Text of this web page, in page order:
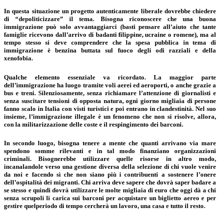
In questa situazione un progetto autenticamente liberale dovrebbe chiedere
di “depoliticizzare” il tema. Bisogna riconoscere che una buona
immigrazione può solo avvantaggiarci (basti pensare all’aiuto che tante
famiglie ricevono dall’arrivo di badanti filippine, ucraine o romene), ma al
tempo stesso si deve comprendere che la spesa pubblica in tema di
immigrazione è benzina buttata sul fuoco degli odi razziali e della
xenofobia.
Qualche elemento essenziale va ricordato. La maggior parte
dell’immigrazione ha luogo tramite voli aerei ed aeroporti, o anche grazie a
bus e treni. Silenziosamente, senza richiamare l’attenzione di giornalisti e
senza suscitare tensioni di opposta natura, ogni giorno migliaia di persone
fanno scalo in Italia con visti turistici e poi entrano in clandestinità. Nel suo
insieme, l’immigrazione illegale è un fenomeno che non si risolve, allora,
con la militarizzazione delle coste e il respingimento dei barconi.
In secondo luogo, bisogna tenere a mente che quanti arrivano via mare
spendono somme rilevanti e in tal modo finanziano organizzazioni
criminali. Bisognerebbe utilizzare quelle risorse in altro modo,
incanalandole verso una gestione diversa della selezione di chi vuole venire
da noi e facendo sì che non siano più i contribuenti a sostenere l’onere
dell’ospitalità dei migranti. Chi arriva deve sapere che dovrà saper badare a
se stesso e quindi dovrà utilizzare le molte migliaia di euro che oggi dà a chi
senza scrupoli li carica sui barconi per acquistare un biglietto aereo e per
gestire quelperiodo di tempo cercherà un lavoro, una casa e tutto il resto.